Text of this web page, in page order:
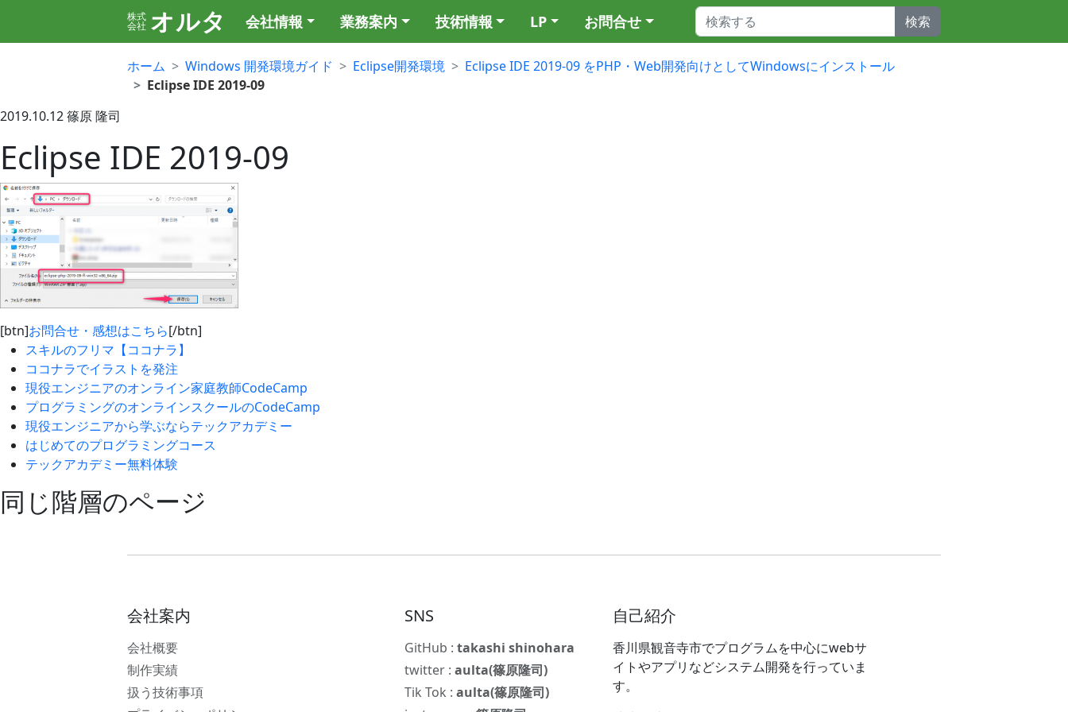
株式
会社 オルタ 会社情報 業務案内 技術情報 LP お問合せ 検索
ホーム Windows 開発環境ガイド Eclipse開発環境
Eclipse IDE 2019-09 をPHP・Web開発向けとしてWindowsにインストール
Eclipse IDE 2019-09
2019.10.12篠原 隆司
Eclipse IDE 2019-09
[btn]お問合せ・感想はこちら[/btn]
スキルのフリマ【ココナラ】
ココナラでイラストを発注
現役エンジニアのオンライン家庭教師CodeCamp
プログラミングのオンラインスクールのCodeCamp
現役エンジニアから学ぶならテックアカデミー
はじめてのプログラミングコース
テックアカデミー無料体験
同じ階層のページ
会社案内
会社概要
制作実績
扱う技術事項
SNS
GitHub :takashi shinohara
twitter :aulta(篠原隆司)
Tik Tok :aulta(篠原隆司)
自己紹介
香川県観音寺市でプログラムを中心にwebサ
イトやアプリなどシステム開発を行っていま
す。